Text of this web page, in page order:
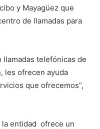
y Mayagüez que
de llamadas para
telefónicas de
les ofrecen ayuda
que ofrecemos”,
la entidad ofrece un